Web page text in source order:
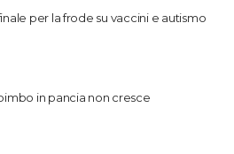
per la frode su vaccini e autismo
in pancia non cresce